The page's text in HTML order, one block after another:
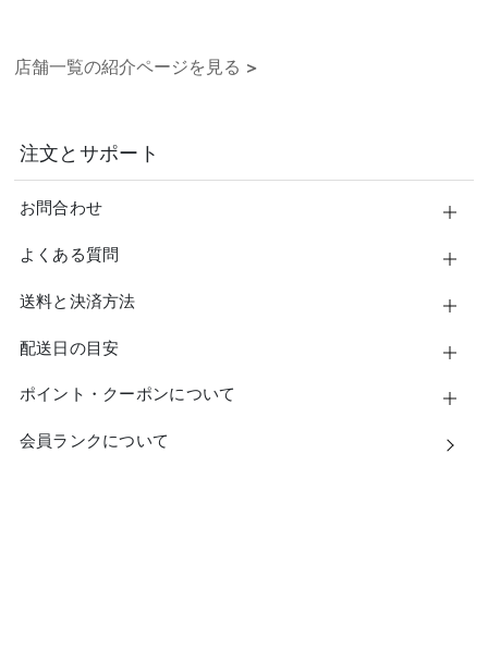
店舗一覧の紹介ページを見る >
注文とサポート
お問合わせ
よくある質問
送料と決済方法
配送日の目安
ポイント・クーポンについて
会員ランクについて